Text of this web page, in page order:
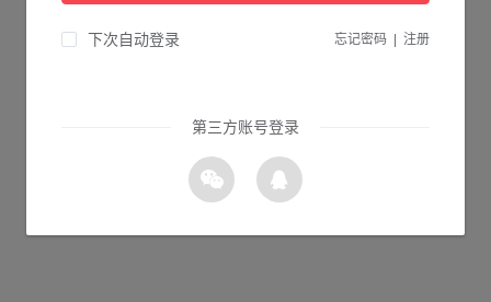
下次自动登录 忘记密码 注册
第三方账号登录